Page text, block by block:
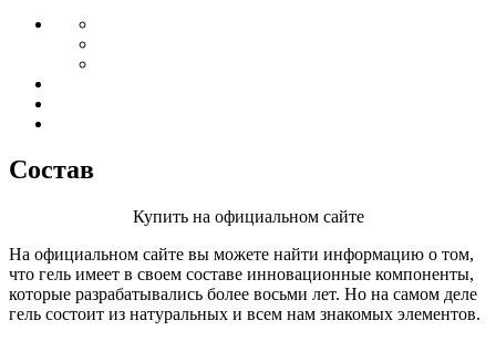
Состав
Купить на официальном сайте
На официальном сайте вы можете найти информацию о том,
что гель имеет в своем составе инновационные компоненты,
которые разрабатывались более восьми лет. Но на самом деле
гель состоит из натуральных и всем нам знакомых элементов.